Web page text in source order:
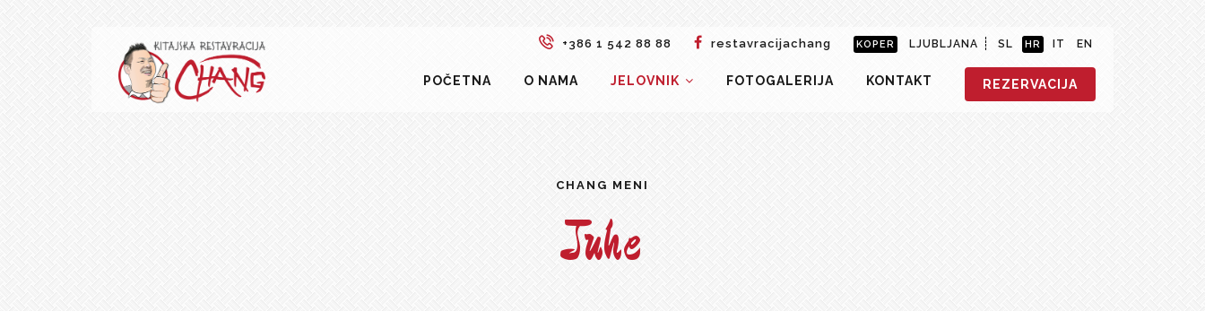
+386 1 542 88 88 restavracijachang KOPER LJUBLJANA SL HR IT EN
POČETNA O NAMA JELOVNIK FOTOGALERIJA KONTAKT REZERVACIJA
CHANG MENI
Juhe